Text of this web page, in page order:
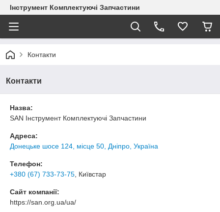
Інструмент Комплектуючі Запчастини
Контакти
Контакти
Назва:
SAN Інструмент Комплектуючі Запчастини
Адреса:
Донецьке шосе 124, місце 50, Дніпро, Україна
Телефон:
+380 (67) 733-73-75 , Київстар
Сайт компанії:
https://san.org.ua/ua/